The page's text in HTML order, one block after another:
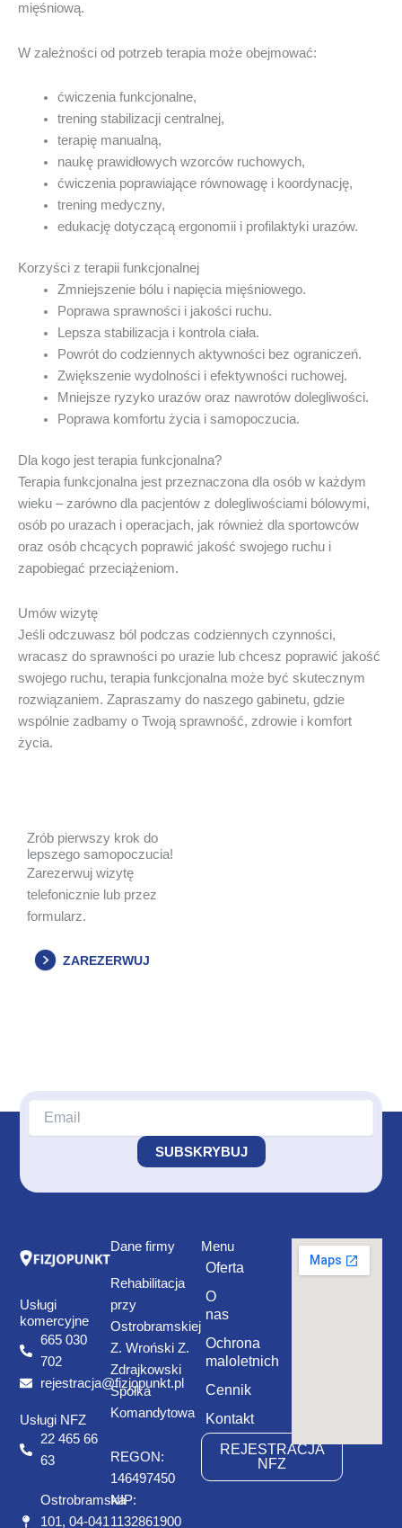
mięśniową.
W zależności od potrzeb terapia może obejmować:
ćwiczenia funkcjonalne,
trening stabilizacji centralnej,
terapię manualną,
naukę prawidłowych wzorców ruchowych,
ćwiczenia poprawiające równowagę i koordynację,
trening medyczny,
edukację dotyczącą ergonomii i profilaktyki urazów.
Korzyści z terapii funkcjonalnej
Zmniejszenie bólu i napięcia mięśniowego.
Poprawa sprawności i jakości ruchu.
Lepsza stabilizacja i kontrola ciała.
Powrót do codziennych aktywności bez ograniczeń.
Zwiększenie wydolności i efektywności ruchowej.
Mniejsze ryzyko urazów oraz nawrotów dolegliwości.
Poprawa komfortu życia i samopoczucia.
Dla kogo jest terapia funkcjonalna?
Terapia funkcjonalna jest przeznaczona dla osób w każdym
wieku – zarówno dla pacjentów z dolegliwościami bólowymi,
osób po urazach i operacjach, jak również dla sportowców
oraz osób chcących poprawić jakość swojego ruchu i
zapobiegać przeciążeniom.
Umów wizytę
Jeśli odczuwasz ból podczas codziennych czynności,
wracasz do sprawności po urazie lub chcesz poprawić jakość
swojego ruchu, terapia funkcjonalna może być skutecznym
rozwiązaniem. Zapraszamy do naszego gabinetu, gdzie
wspólnie zadbamy o Twoją sprawność, zdrowie i komfort
życia.
Zrób pierwszy krok do
lepszego samopoczucia!
Zarezerwuj wizytę
telefonicznie lub przez
formularz.
ZAREZERWUJ
Usługi
komercyjne
665 030
702
rejestracja@fizjopunkt.pl
Usługi NFZ
22 465 66
63
Ostrobramska
101, 04-041
Dane firmy
Rehabilitacja
przy
Ostrobramskiej
Z. Wroński Z.
Zdrajkowski
Spółka
Komandytowa
REGON:
146497450
NIP:
1132861900
Menu
Oferta
O
nas
Ochrona
maloletnich
Cennik
Kontakt
REJESTRACJA
NFZ